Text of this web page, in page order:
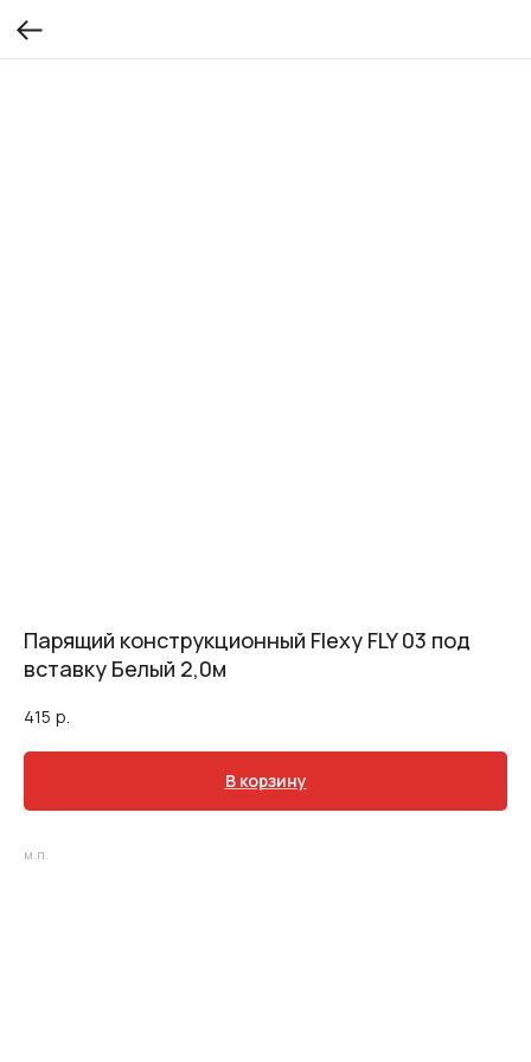
Парящий конструкционный Flexy FLY 03 под
вставку Белый 2,0м
415 р.
В корзину
м.п.